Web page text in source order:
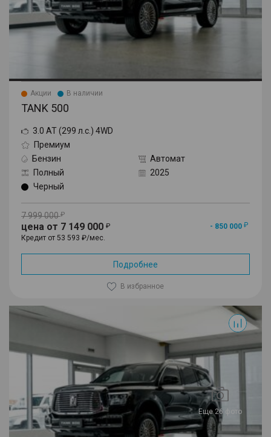
Акции В наличии
TANK 500
3.0 AT (299 л.с.) 4WD
Премиум
Бензин
Автомат
Полный
2025
Черный
7 999 000
цена от 7 149 000
- 850 000
Кредит от 53 593 ₽/мес.
Подробнее
В избранное
Еще 26 фото
500